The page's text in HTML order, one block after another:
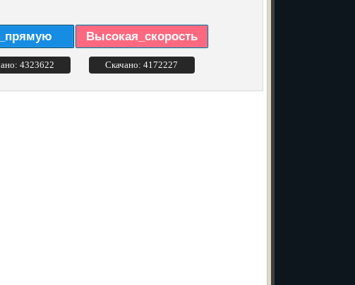
4323622
Высокая_скорость
Скачано: 4172227